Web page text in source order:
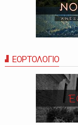
ΕΟΡΤΟΛΟΓΙΟ